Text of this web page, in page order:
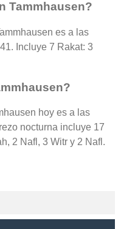
Tammhausen?
es a las
Incluye 7 Rakat: 3
hoy es a las
nocturna incluye 17
2 Nafl, 3 Witr y 2 Nafl.